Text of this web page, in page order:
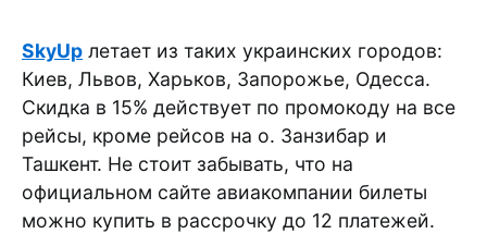
SkyUp летает из таких украинских городов:
Киев, Львов, Харьков, Запорожье, Одесса.
Скидка в 15% действует по промокоду на все
рейсы, кроме рейсов на о. Занзибар и
Ташкент. Не стоит забывать, что на
официальном сайте авиакомпании билеты
можно купить в рассрочку до 12 платежей.